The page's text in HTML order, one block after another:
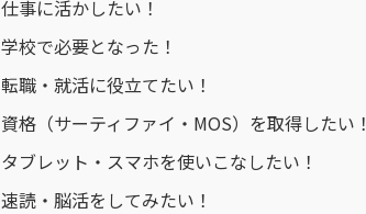
仕事に活かしたい！
学校で必要となった！
転職・就活に役立てたい！
資格（サーティファイ・MOS）を取得したい！
タブレット・スマホを使いこなしたい！
速読・脳活をしてみたい！